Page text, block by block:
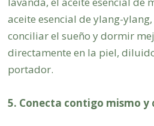
aceite esencial de ylang-
conciliar el sueño y dormir
directamente en la piel,
portador.
5. Conecta contigo mismo y